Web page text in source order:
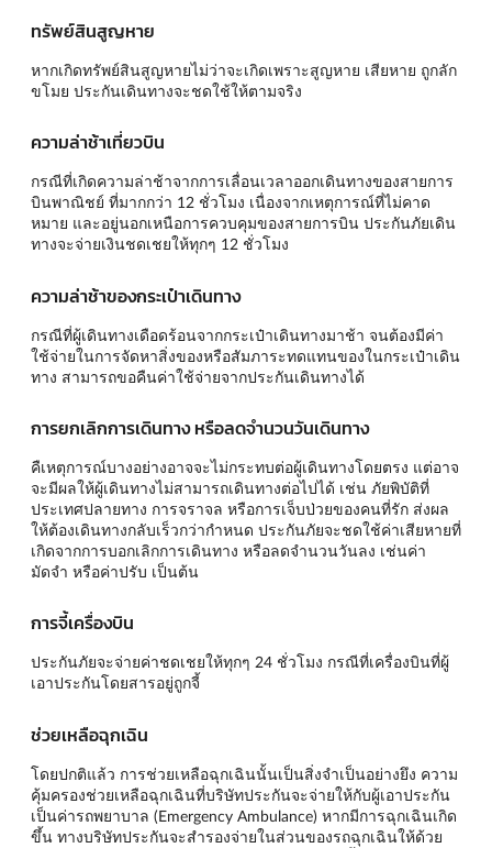
ทรัพย์สินสูญหาย
หากเกิดทรัพย์สินสูญหายไม่ว่าจะเกิดเพราะสูญหาย เสียหาย ถูกลัก
ขโมย ประกันเดินทางจะชดใช้ให้ตามจริง
ความล่าช้าเที่ยวบิน
กรณีที่เกิดความล่าช้าจากการเลื่อนเวลาออกเดินทางของสายการ
บินพาณิชย์ ที่มากกว่า 12 ชั่วโมง เนื่องจากเหตุการณ์ที่ไม่คาด
หมาย และอยู่นอกเหนือการควบคุมของสายการบิน ประกันภัยเดิน
ทางจะจ่ายเงินชดเชยให้ทุกๆ 12 ชั่วโมง
ความล่าช้าของกระเป๋าเดินทาง
กรณีที่ผู้เดินทางเดือดร้อนจากกระเป๋าเดินทางมาช้า จนต้องมีค่า
ใช้จ่ายในการจัดหาสิ่งของหรือสัมภาระทดแทนของในกระเป๋าเดิน
ทาง สามารถขอคืนค่าใช้จ่ายจากประกันเดินทางได้
การยกเลิกการเดินทาง หรือลดจำนวนวันเดินทาง
คืเหตุการณ์บางอย่างอาจจะไม่กระทบต่อผู้เดินทางโดยตรง แต่อาจ
จะมีผลให้ผู้เดินทางไม่สามารถเดินทางต่อไปได้ เช่น ภัยพิบัติที่
ประเทศปลายทาง การจราจล หรือการเจ็บป่วยของคนที่รัก ส่งผล
ให้ต้องเดินทางกลับเร็วกว่ากำหนด ประกันภัยจะชดใช้ค่าเสียหายที่
เกิดจากการบอกเลิกการเดินทาง หรือลดจำนวนวันลง เช่นค่า
มัดจำ หรือค่าปรับ เป็นต้น
การจี้เครื่องบิน
ประกันภัยจะจ่ายค่าชดเชยให้ทุกๆ 24 ชั่วโมง กรณีที่เครื่องบินที่ผู้
เอาประกันโดยสารอยู่ถูกจี้
ช่วยเหลือฉุกเฉิน
โดยปกติแล้ว การช่วยเหลือฉุกเฉินนั้นเป็นสิ่งจำเป็นอย่างยึง ความ
คุ้มครองช่วยเหลือฉุกเฉินที่บริษัทประกันจะจ่ายให้กับผู้เอาประกัน
เป็นค่ารถพยาบาล (Emergency Ambulance) หากมีการฉุกเฉินเกิด
ขึ้น ทางบริษัทประกันจะสำรองจ่ายในส่วนของรถฉุกเฉินให้ด้วย